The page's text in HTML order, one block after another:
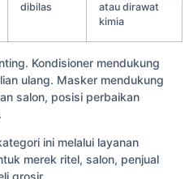
dibilas
atau dirawat
kimia
Kondisioner mendukung
ulang. Masker mendukung
salon, posisi perbaikan
ini melalui layanan
merek ritel, salon, penjual
grosir.